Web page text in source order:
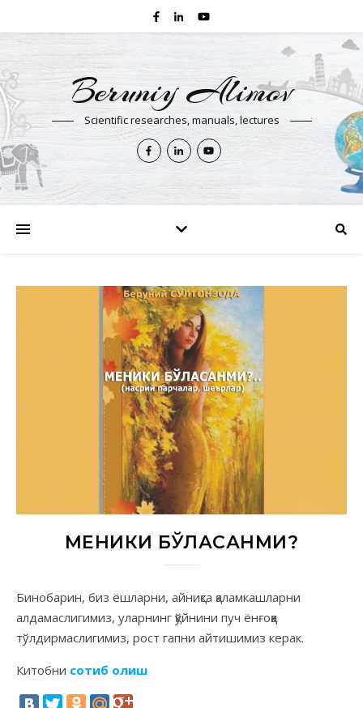
Beruniy Alimov
Scientific researches, manuals, lectures
МЕНИКИ БЎЛАСАНМИ?
Бинобарин, биз ёшларни, айниқса қаламкашларни
алдамаслигимиз, уларнинг қўйнини пуч ёнғоққа
тўлдирмаслигимиз, рост гапни айтишимиз керак.
Китобни сотиб олиш